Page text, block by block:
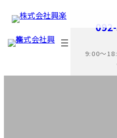
テ
へ
ゲ
ョ
9:00〜
個人情報保護